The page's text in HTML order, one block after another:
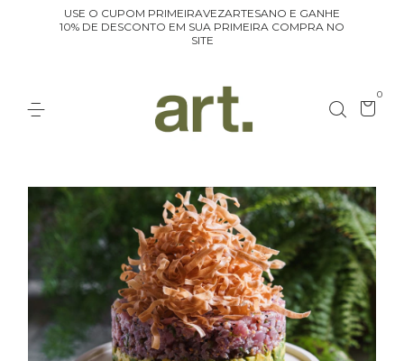
USE O CUPOM PRIMEIRAVEZARTESANO E GANHE
10% DE DESCONTO EM SUA PRIMEIRA COMPRA NO
SITE
0